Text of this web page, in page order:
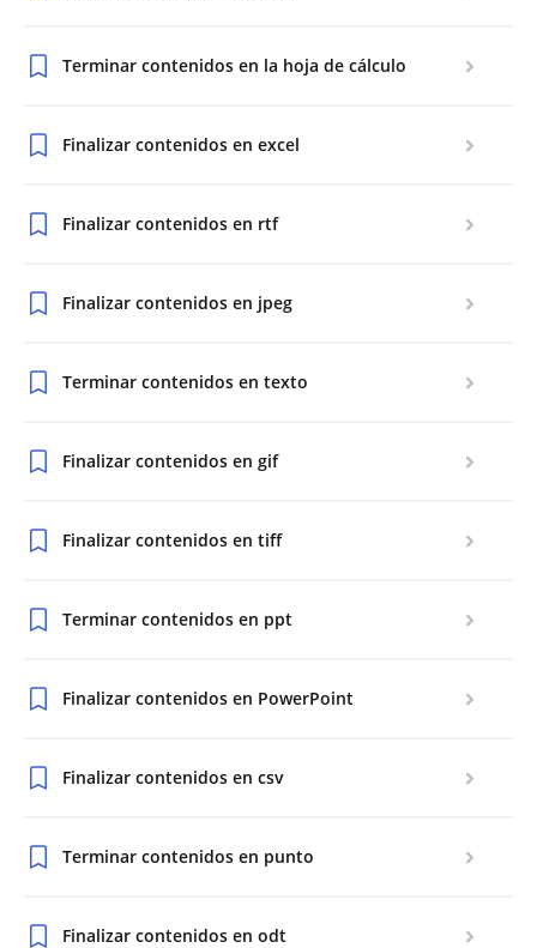
Terminar contenidos en la hoja de cálculo
Finalizar contenidos en excel
Finalizar contenidos en rtf
Finalizar contenidos en jpeg
Terminar contenidos en texto
Finalizar contenidos en gif
Finalizar contenidos en tiff
Terminar contenidos en ppt
Finalizar contenidos en PowerPoint
Finalizar contenidos en csv
Terminar contenidos en punto
Finalizar contenidos en odt